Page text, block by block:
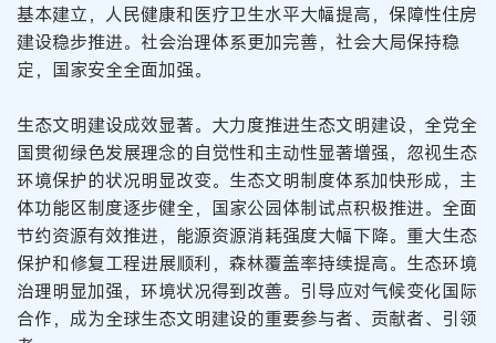
基本建立，人民健康和医疗卫生水平大幅提高，保障性住房
建设稳步推进。社会治理体系更加完善，社会大局保持稳
定，国家安全全面加强。
生态文明建设成效显著。大力度推进生态文明建设，全党全
国贯彻绿色发展理念的自觉性和主动性显著增强，忽视生态
环境保护的状况明显改变。生态文明制度体系加快形成，主
体功能区制度逐步健全，国家公园体制试点积极推进。全面
节约资源有效推进，能源资源消耗强度大幅下降。重大生态
保护和修复工程进展顺利，森林覆盖率持续提高。生态环境
治理明显加强，环境状况得到改善。引导应对气候变化国际
合作，成为全球生态文明建设的重要参与者、贡献者、引领